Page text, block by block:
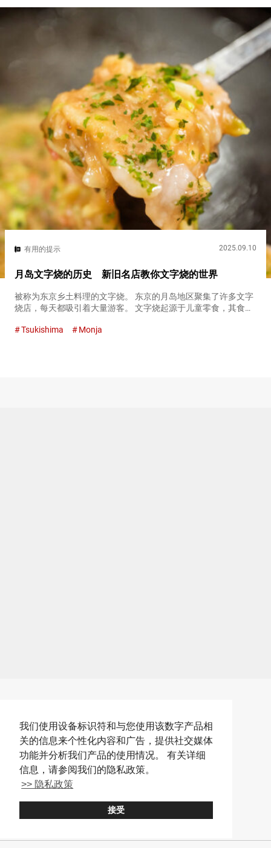
我们使用设备标识符和与您使用该数字产品相
关的信息来个性化内容和广告，提供社交媒体
功能并分析我们产品的使用情况。 有关详细
信息，请参阅我们的隐私政策。
>> 隐私政策
接受
有用的提示 2025.09.10
月岛文字烧的历史 新旧名店教你文字烧的世界
被称为东京乡土料理的文字烧。 东京的月岛地区聚集了许多文字
烧店，每天都吸引着大量游客。 文字烧起源于儿童零食，其食材
吃。 然而，随着文字烧知名度的提高，其调味和食材的种类也变
Tsukishima Monja